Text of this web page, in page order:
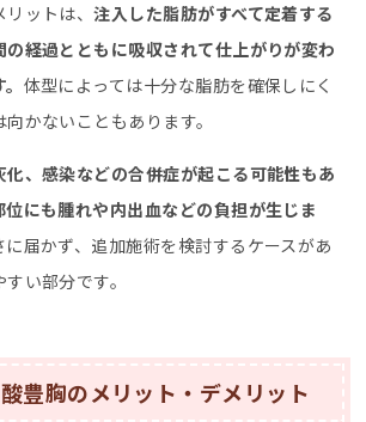
リットは、注入した脂肪がすべて定着する
経過とともに吸収されて仕上がりが変わ
体型によっては十分な脂肪を確保しにく
かないこともあります。
化、感染などの合併症が起こる可能性もあ
位にも腫れや内出血などの負担が生じま
届かず、追加施術を検討するケースがあ
い部分です。
豊胸のメリット・デメリット